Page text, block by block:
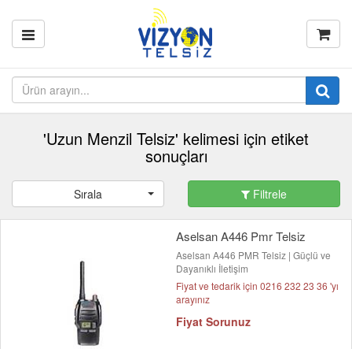
'Uzun Menzil Telsiz' kelimesi için etiket
sonuçları
Sırala Filtrele
Aselsan A446 Pmr Telsiz
Aselsan A446 PMR Telsiz | Güçlü ve
Dayanıklı İletişim
Fiyat ve tedarik için 0216 232 23 36 'yı
arayınız
Fiyat Sorunuz